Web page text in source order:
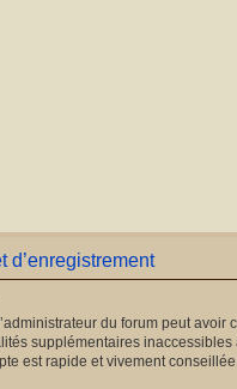
d’enregistrement
du forum peut
supplémentaires
est rapide et vivement conseillée.